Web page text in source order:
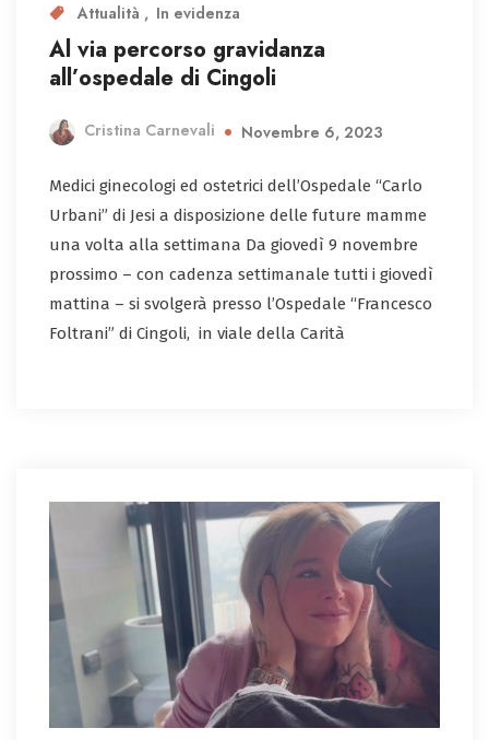
Attualità In evidenza
Al via percorso gravidanza
all’ospedale di Cingoli
Cristina Carnevali Novembre 6, 2023
Medici ginecologi ed ostetrici dell’Ospedale “Carlo
Urbani” di Jesi a disposizione delle future mamme
una volta alla settimana Da giovedì 9 novembre
prossimo – con cadenza settimanale tutti i giovedì
mattina – si svolgerà presso l’Ospedale “Francesco
Foltrani” di Cingoli, in viale della Carità